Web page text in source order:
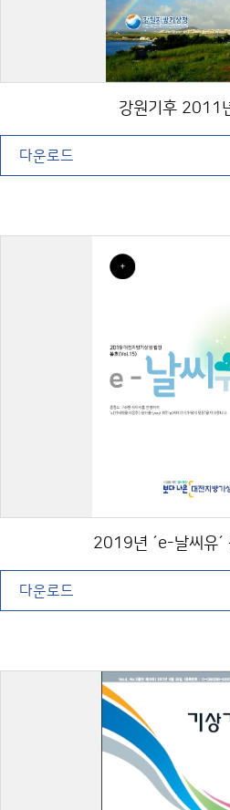
강원기후 2011
다운로드
2019년 ´e-날씨유
다운로드